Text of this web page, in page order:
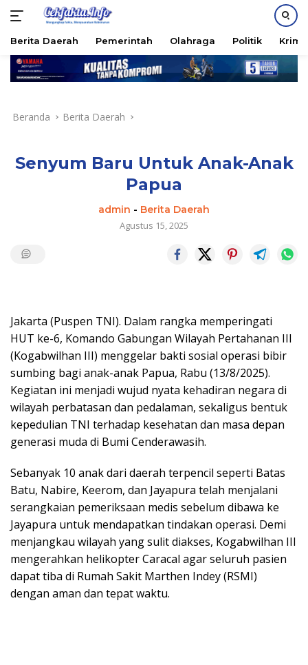
Langsung
Berita Daerah Pemerintah Olahraga Politik
Beranda Berita Daerah
Senyum Baru Untuk Anak-Anak
Papua
admin - Berita Daerah
Agustus 15, 2025
Jakarta (Puspen TNI). Dalam rangka memperingati
HUT ke-6, Komando Gabungan Wilayah Pertahanan III
(Kogabwilhan III) menggelar bakti sosial operasi bibir
sumbing bagi anak-anak Papua, Rabu (13/8/2025).
Kegiatan ini menjadi wujud nyata kehadiran negara di
wilayah perbatasan dan pedalaman, sekaligus bentuk
kepedulian TNI terhadap kesehatan dan masa depan
generasi muda di Bumi Cenderawasih.
Sebanyak 10 anak dari daerah terpencil seperti Batas
Batu, Nabire, Keerom, dan Jayapura telah menjalani
serangkaian pemeriksaan medis sebelum dibawa ke
Jayapura untuk mendapatkan tindakan operasi. Demi
menjangkau wilayah yang sulit diakses, Kogabwilhan III
mengerahkan helikopter Caracal agar seluruh pasien
dapat tiba di Rumah Sakit Marthen Indey (RSMI)
dengan aman dan tepat waktu.